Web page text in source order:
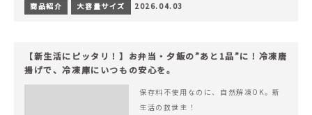
商品紹介 大容量サイズ 2026.04.03
【新生活にピッタリ！】お弁当・夕飯の”あと1品”に！冷凍唐
揚げで、冷凍庫にいつもの安心を。
保存料不使用なのに、自然解凍OK。新
生活の救世主！